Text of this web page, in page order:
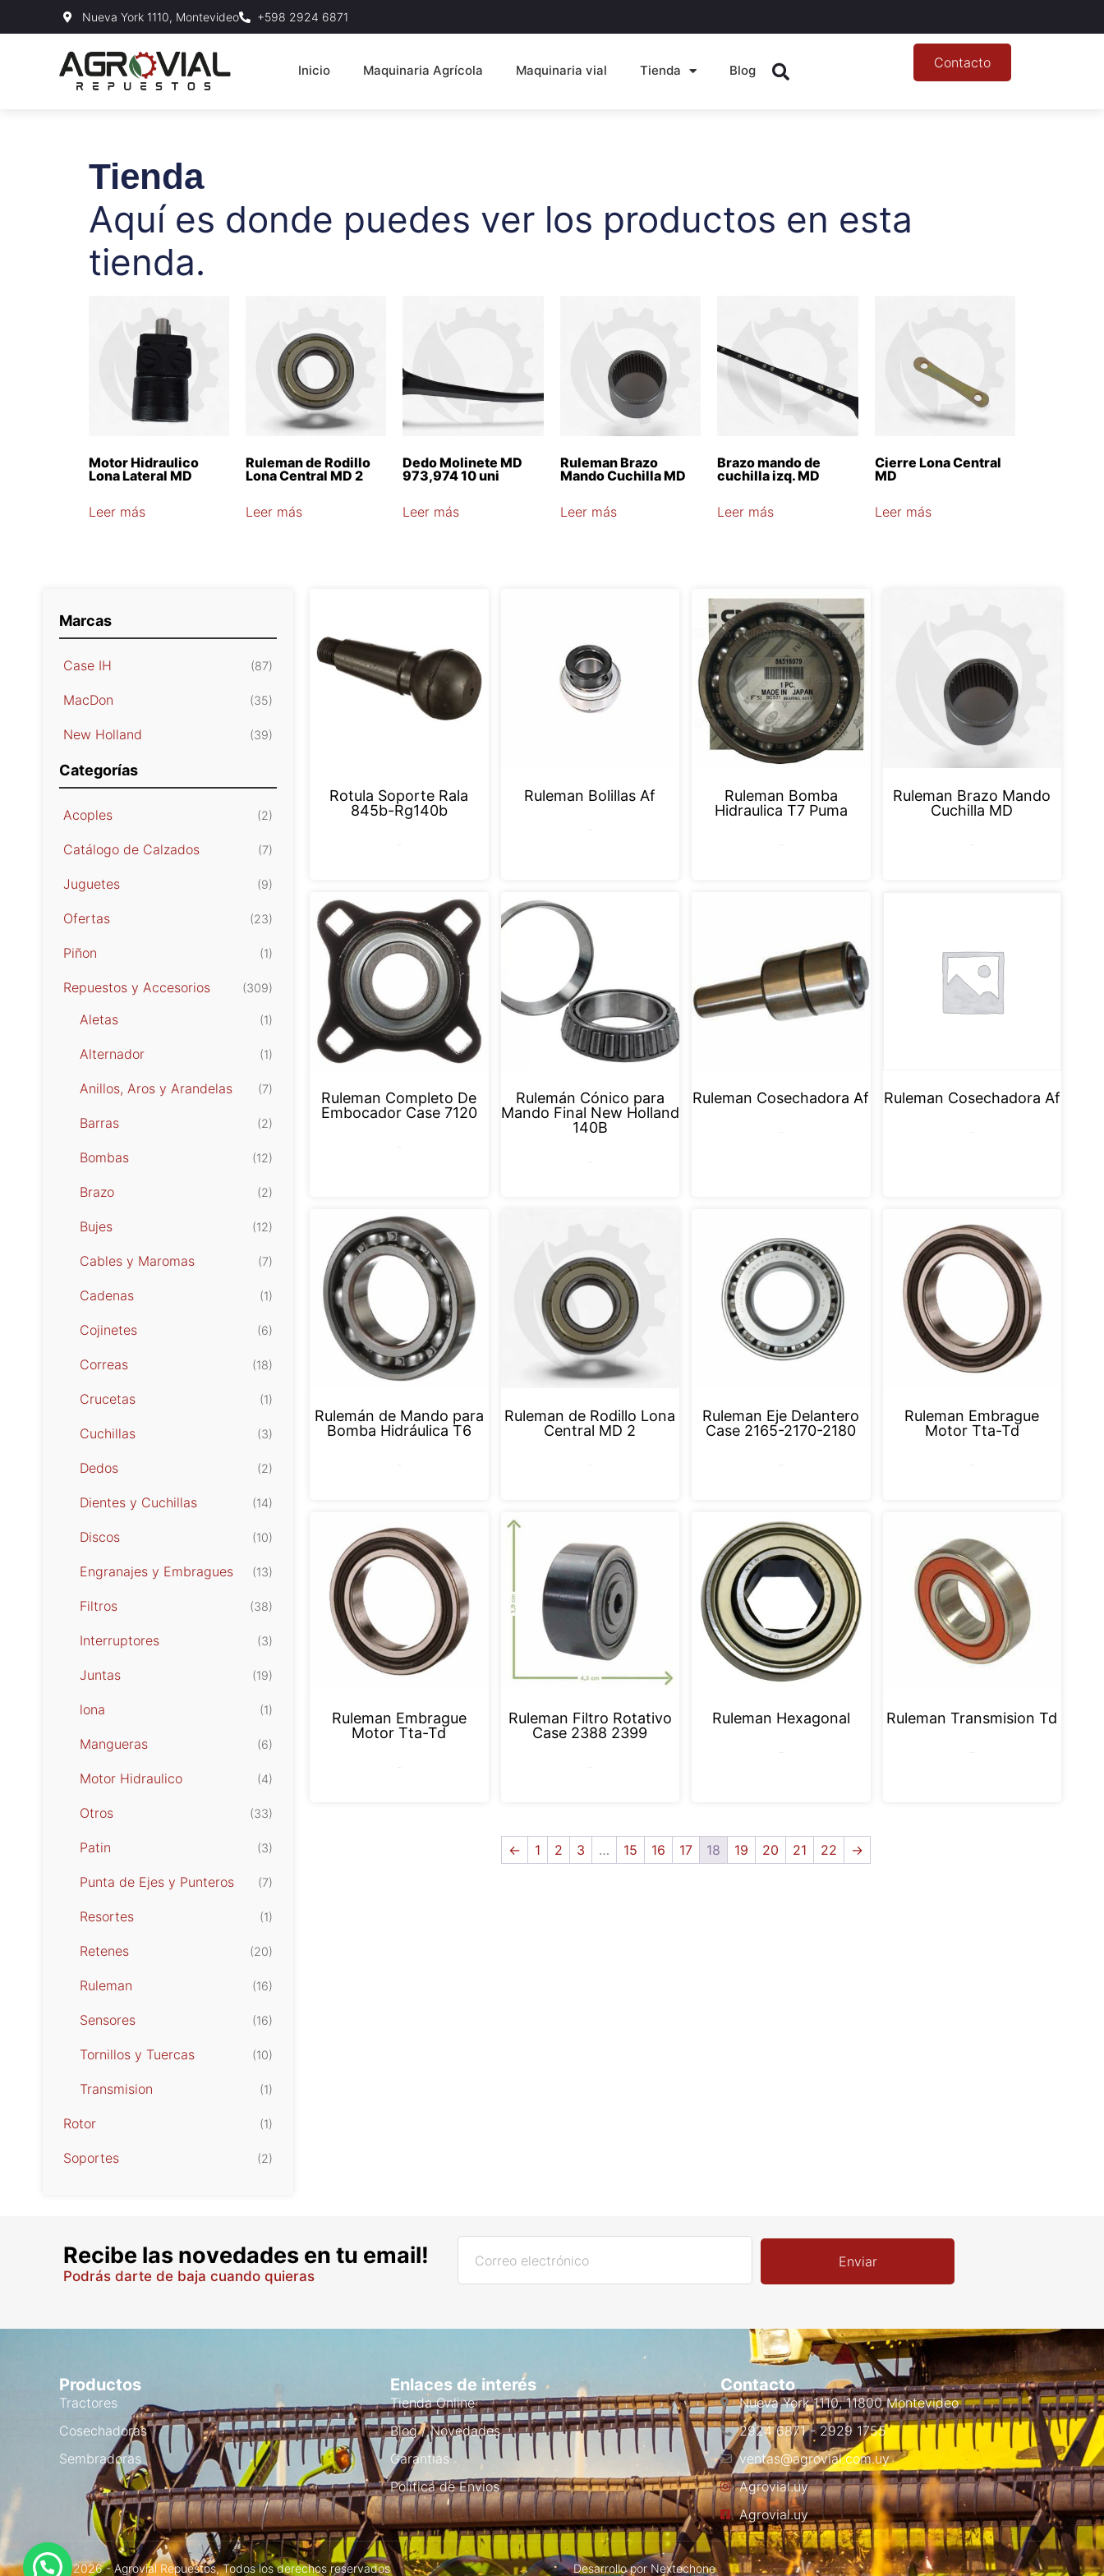
Nueva York 1110, Montevideo +598 2924 6871
Inicio Maquinaria Agrícola Maquinaria vial Tienda Blog Contacto
Tienda
Aquí es donde puedes ver los productos en esta
tienda.
Motor Hidraulico
Lona Lateral MD
Leer más
Ruleman de Rodillo
Lona Central MD 2
Leer más
Dedo Molinete MD
973,974 10 uni
Leer más
Ruleman Brazo
Mando Cuchilla MD
Leer más
Brazo mando de
cuchilla izq. MD
Leer más
Cierre Lona Central
MD
Leer más
Marcas
Case IH (87)
MacDon (35)
New Holland (39)
Categorías
Acoples (2)
Catálogo de Calzados (7)
Juguetes (9)
Ofertas (23)
Piñon (1)
Repuestos y Accesorios (309)
Aletas (1)
Alternador (1)
Anillos, Aros y Arandelas (7)
Barras (2)
Bombas (12)
Brazo (2)
Bujes (12)
Cables y Maromas (7)
Cadenas (1)
Cojinetes (6)
Correas (18)
Crucetas (1)
Cuchillas (3)
Dedos (2)
Dientes y Cuchillas (14)
Discos (10)
Engranajes y Embragues (13)
Filtros (38)
Interruptores (3)
Juntas (19)
lona (1)
Mangueras (6)
Motor Hidraulico (4)
Otros (33)
Patin (3)
Punta de Ejes y Punteros (7)
Resortes (1)
Retenes (20)
Ruleman (16)
Sensores (16)
Tornillos y Tuercas (10)
Transmision (1)
Rotor (1)
Soportes (2)
Rotula Soporte Rala
845b-Rg140b
Ruleman Bolillas Af
Ruleman Bomba
Hidraulica T7 Puma
Ruleman Brazo Mando
Cuchilla MD
Ruleman Completo De
Embocador Case 7120
Rulemán Cónico para
Mando Final New Holland
140B
Ruleman Cosechadora Af Ruleman Cosechadora Af
Rulemán de Mando para
Bomba Hidráulica T6
Ruleman de Rodillo Lona
Central MD 2
Ruleman Eje Delantero
Case 2165-2170-2180
Ruleman Embrague
Motor Tta-Td
Ruleman Embrague
Motor Tta-Td
Ruleman Filtro Rotativo
Case 2388 2399
Ruleman Hexagonal Ruleman Transmision Td
← 1 2 3 … 15 16 17 18 19 20 21 22 →
Recibe las novedades en tu email!
Podrás darte de baja cuando quieras
Enviar
Productos
Tractores
Cosechadoras
Sembradoras
Enlaces de interés
Tienda Online
Blog / Novedades
Garantias
Política de Envíos
Contacto
Nueva York 1110, 11800 Montevideo
2924 6871 - 2929 1755
ventas@agrovial.com.uy
Agrovial.uy
Agrovial.uy
© 2026 - Agrovial Repuestos, Todos los derechos reservados Desarrollo porNextechone